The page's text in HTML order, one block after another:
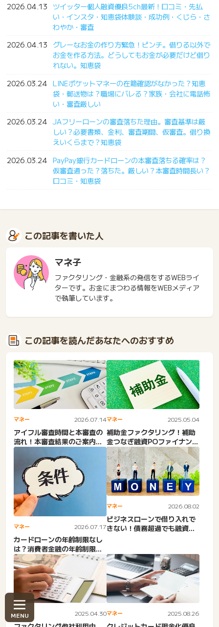
2026.04.13
ツイッター個人融資優良5ch最新！口コミ・先払
い・インスタ・知恵袋体験談・成功例・くじら・さ
わやか・審査
2026.04.13
グレーなお金の作り方緊急！ピンチ。借りる以外で
お金を作る方法。どうしてもお金が必要だけど借り
れない。知恵袋
2026.03.24 LINEポケットマネーの在籍確認がなかった？知恵
袋・郵送物は？職場にバレる？家族・会社に電話怖
い・審査厳しい
2026.03.24 JAフリーローンの審査落ちた理由。審査基準は厳
しい？必要書類、金利、審査期間、仮審査。借り換
えいくらまで？知恵袋
2026.03.24 PayPay銀行カードローンの本審査落ちる確率は？
仮審査通った？落ちた。厳しい？本審査時間長い？
口コミ・知恵袋
この記事を書いた人
マネ子
ファクタリング・金融系の発信をするWEBライ
ターです。お金にまつわる情報をWEBメディア
で執筆しています。
この記事を読んだあなたへのおすすめ
マネー 2026.07.14
アイフル審査時間と本審査の
流れ！本審査結果のご案内審
査中・審査通った後審査時
マネー 2025.05.04
補助金ファクタリング！補助
金つなぎ融資POファイナンス
との違い・デメリット。助...
マネー 2026.07.17
カードローンの年齢制限なし
は？消費者金融の年齢制限。
三井住友銀行カードロー
ン・...
マネー 2026.08.02
ビジネスローンで借り入れで
きない！債務超過でも融資可
マネー 2025.04.30マネー 2025.08.26